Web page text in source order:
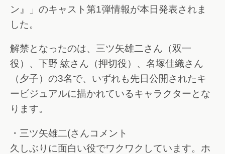
ン』」のキャスト第1弾情報が本日発表されま
した。
解禁となったのは、三ツ矢雄二さん（双一
役）、下野 紘さん（押切役）、名塚佳織さん
（夕子）の3名で、いずれも先日公開されたキ
ービジュアルに描かれているキャラクターとな
ります。
・三ツ矢雄二(さんコメント
久しぶりに面白い役でワクワクしています。ホ